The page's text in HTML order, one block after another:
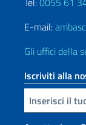
E-mail:
Gli uffici della
Iscriviti alla
Inserisci la tua email